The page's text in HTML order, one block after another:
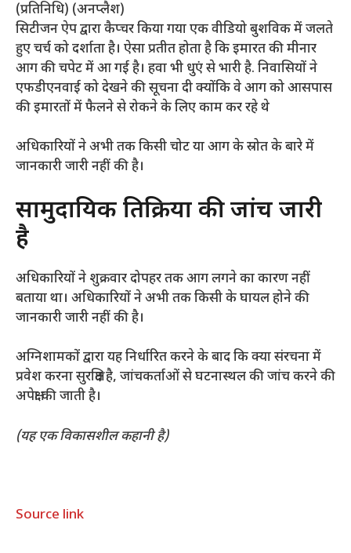
(प्रतिनिधि) (अनप्लैश)
सिटीजन ऐप द्वारा कैप्चर किया गया एक वीडियो बुशविक में जलते
हुए चर्च को दर्शाता है। ऐसा प्रतीत होता है कि इमारत की मीनार
आग की चपेट में आ गई है। हवा भी धुएं से भारी है. निवासियों ने
एफडीएनवाई को देखने की सूचना दी क्योंकि वे आग को आसपास
की इमारतों में फैलने से रोकने के लिए काम कर रहे थे
अधिकारियों ने अभी तक किसी चोट या आग के स्रोत के बारे में
जानकारी जारी नहीं की है।
सामुदायिक प्रतिक्रिया की जांच जारी
है
अधिकारियों ने शुक्रवार दोपहर तक आग लगने का कारण नहीं
बताया था। अधिकारियों ने अभी तक किसी के घायल होने की
जानकारी जारी नहीं की है।
अग्निशामकों द्वारा यह निर्धारित करने के बाद कि क्या संरचना में
प्रवेश करना सुरक्षित है, जांचकर्ताओं से घटनास्थल की जांच करने की
अपेक्षा की जाती है।
(यह एक विकासशील कहानी है)
Source link